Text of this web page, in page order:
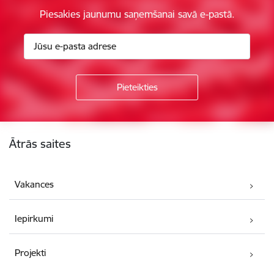
Piesakies jaunumu saņemšanai savā e-pastā.
Ātrās saites
Vakances
Iepirkumi
Projekti